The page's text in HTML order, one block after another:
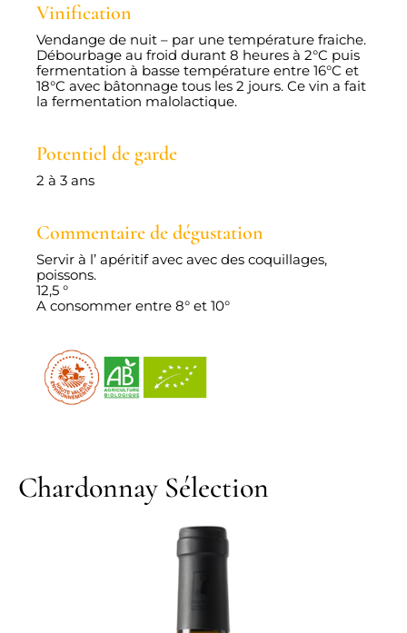
Vinification
Vendange de nuit – par une température fraiche.
Débourbage au froid durant 8 heures à 2°C puis
fermentation à basse température entre 16°C et
18°C avec bâtonnage tous les 2 jours. Ce vin a fait
la fermentation malolactique.
Potentiel de garde
2 à 3 ans
Commentaire de dégustation
Servir à l’ apéritif avec avec des coquillages,
poissons.
12,5 °
A consommer entre 8° et 10°
Chardonnay Sélection